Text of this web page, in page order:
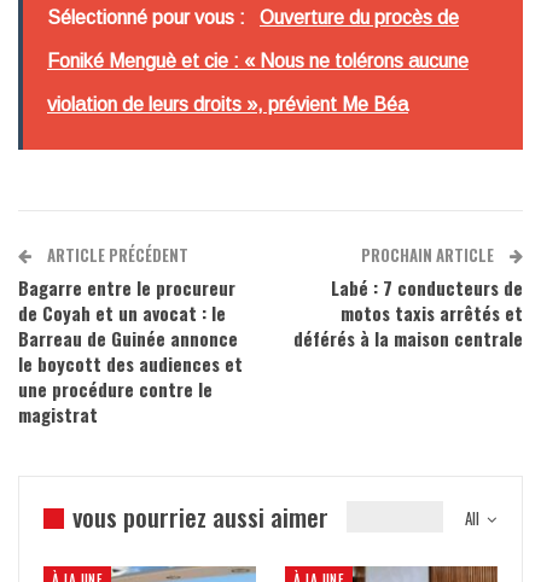
Sélectionné pour vous : Ouverture du procès de
Foniké Menguè et cie : « Nous ne tolérons aucune
violation de leurs droits », prévient Me Béa
ARTICLE PRÉCÉDENT
Bagarre entre le procureur
de Coyah et un avocat : le
Barreau de Guinée annonce
le boycott des audiences et
une procédure contre le
magistrat
PROCHAIN ARTICLE
Labé : 7 conducteurs de
motos taxis arrêtés et
déférés à la maison centrale
All
vous pourriez aussi aimer